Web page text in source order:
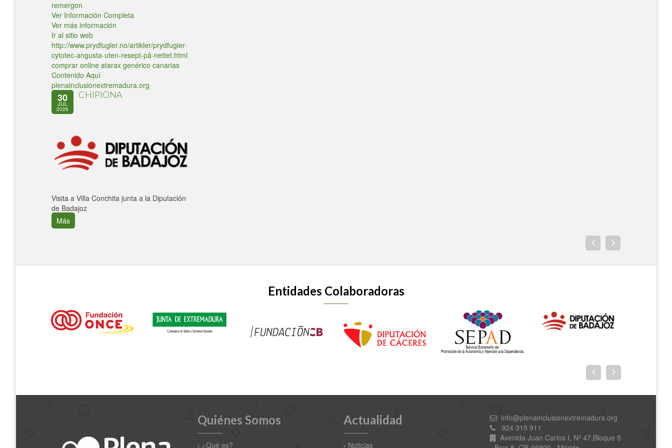
remergon
Ver Información Completa
Ver más información
Ir al sitio web
http://www.prydfugler.no/artikler/prydfugler-
cytotec-angusta-uten-resept-på-nettet.html
comprar online atarax genérico canarias
Contenido Aquí
plenainclusionextremadura.org
30
JUL
2026
CHIPIONA
Visita a Villa Conchita junta a la Diputación
de Badajoz
Más
Entidades Colaboradoras
Quiénes Somos
¿Qué es?
Actualidad
Noticias
info@plenainclusionextremadura.org
924 315 911
Avenida Juan Carlos I, Nº 47,Bloque 5